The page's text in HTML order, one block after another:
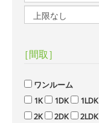
［間取］
ワンルーム
1K
1DK
1LDK
2K
2DK
2LDK